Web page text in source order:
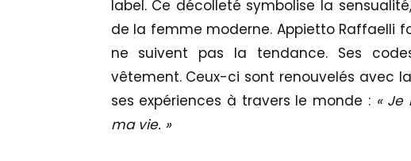
label. Ce décolleté symbolise la
de la femme moderne. Appietto Raffaelli
ne suivent pas la tendance. Ses
vêtement. Ceux-ci sont renouvelés avec
ses expériences à travers le monde :« Je
ma vie. »